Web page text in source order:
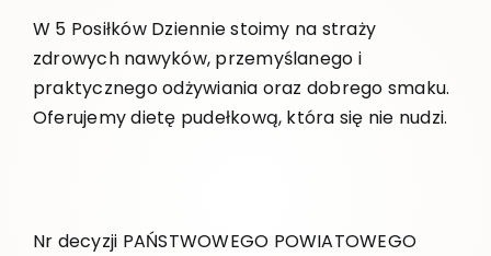
W 5 Posiłków Dziennie stoimy na straży
zdrowych nawyków, przemyślanego i
praktycznego odżywiania oraz dobrego smaku.
Oferujemy dietę pudełkową, która się nie nudzi.
Nr decyzji PAŃSTWOWEGO POWIATOWEGO